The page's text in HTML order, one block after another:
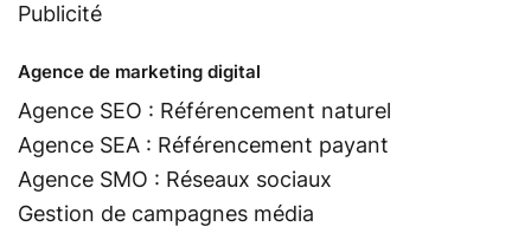
Publicité
Agence de marketing digital
Agence SEO : Référencement naturel
Agence SEA : Référencement payant
Agence SMO : Réseaux sociaux
Gestion de campagnes média